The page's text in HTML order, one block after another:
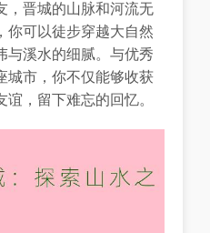
，晋城的山脉和河流无
你可以徒步穿越大自然
与溪水的细腻。与优秀
城市，你不仅能够收获
，留下难忘的回忆。